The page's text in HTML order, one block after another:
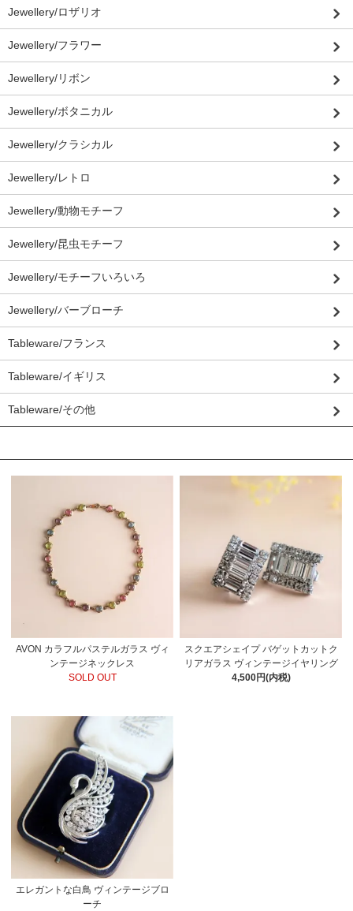
Jewellery/ロザリオ
Jewellery/フラワー
Jewellery/リボン
Jewellery/ボタニカル
Jewellery/クラシカル
Jewellery/レトロ
Jewellery/動物モチーフ
Jewellery/昆虫モチーフ
Jewellery/モチーフいろいろ
Jewellery/バーブローチ
Tableware/フランス
Tableware/イギリス
Tableware/その他
AVON カラフルパステルガラス ヴィ
ンテージネックレス
SOLD OUT
スクエアシェイプ バゲットカットク
リアガラス ヴィンテージイヤリング
4,500円(内税)
エレガントな白鳥 ヴィンテージブロ
ーチ